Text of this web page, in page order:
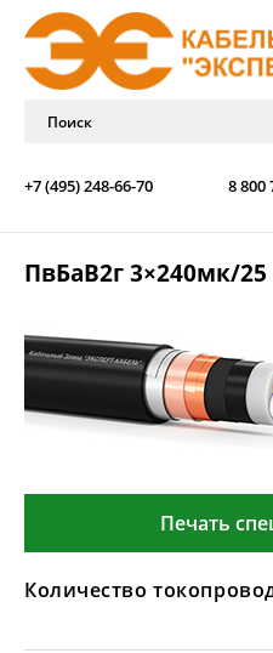
+7 (495) 248-66-70 8 800
ПвБаВ2г 3×240мк/25
Печать
Количество